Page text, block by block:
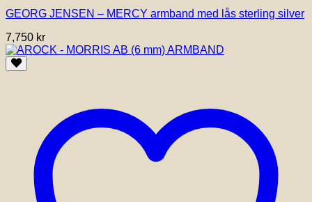
flera
De
olika
alternativen
produktsidan
GEORG JENSEN – MERCY armband med lås sterling silver
7,750 kr